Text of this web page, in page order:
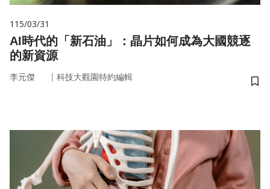
115/03/31
AI時代的「新石油」：晶片如何成為大國競逐
的新資源
李元傑 ｜ 科技大觀園特約編輯
儲